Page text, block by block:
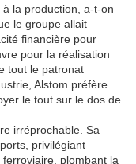
la production, a-t-on
le groupe allait
financière pour
pour la réalisation
tout le patronat
Alstom préfère
le tout sur le dos de
irréprochable. Sa
privilégiant
plombant la